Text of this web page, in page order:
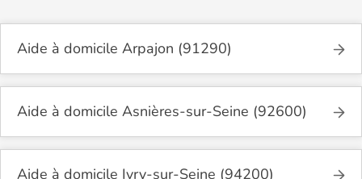
Aide à domicile Arpajon (91290)
Aide à domicile Asnières-sur-Seine (92600)
Aide à domicile Ivry-sur-Seine (94200)